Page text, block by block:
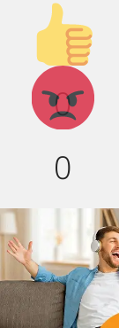
Палец
вверх!
0
Агрессия!
0